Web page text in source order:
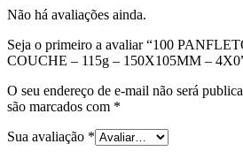
Não há avaliações ainda.
Seja o primeiro a avaliar “100
COUCHE – 115g – 150X105MM –
O seu endereço de e-mail não será
são marcados com *
Sua avaliação *